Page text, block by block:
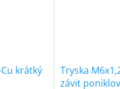
krátký
Tryska
závit